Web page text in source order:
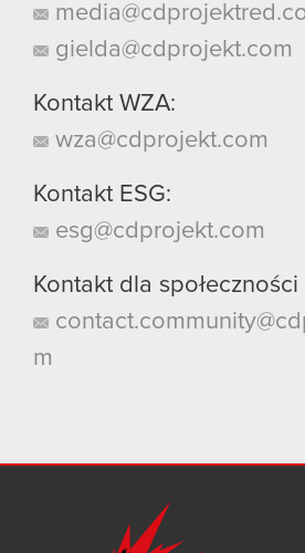
gielda@cdprojekt.com
Kontakt WZA:
wza@cdprojekt.com
Kontakt ESG:
esg@cdprojekt.com
Kontakt dla społeczności
m